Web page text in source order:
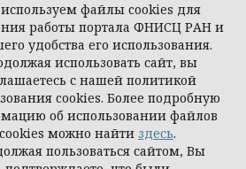
персональных
сегодня
файлы cookies для
работы портала ФНИСЦ РАН и
удобства его использования.
использовать сайт, вы
с нашей политикой
cookies. Более подробную
об использовании файлов
cookies можно найти здесь.
пользоваться сайтом, Вы